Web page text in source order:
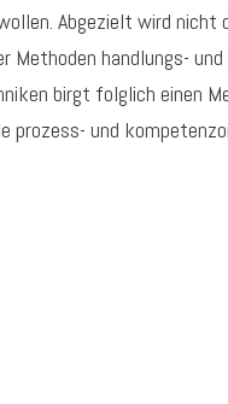
Abgezielt wird
Methoden handlungs-
birgt folglich einen
prozess- und